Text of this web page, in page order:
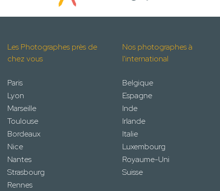
Les Photographes près de
chez vous
Paris
Lyon
Marseille
Toulouse
Bordeaux
Nice
Nantes
Strasbourg
Rennes
Nos photographes à
l'international
Belgique
Espagne
Inde
Irlande
Italie
Luxembourg
Royaume-Uni
Suisse